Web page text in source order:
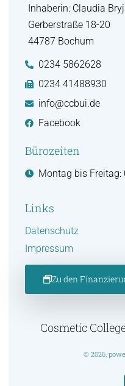
Inhaberin: Claudia
Gerberstraße 18-20
44787 Bochum
0234 5862628
0234 41488930
info@ccbui.de
Facebook
Bürozeiten
Montag bis Freitag:
Links
Datenschutz
Impressum
Zu den
Cosmetic
© 2026,